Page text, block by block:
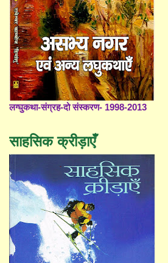
लग्घुकथा-संग्रह-दो संस्करण- 1998-2013
साहसिक क्रीड़ाएँ